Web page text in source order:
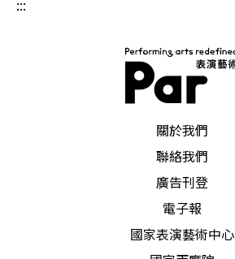
:::
關於我們
聯絡我們
廣告刊登
電子報
國家表演藝術中心